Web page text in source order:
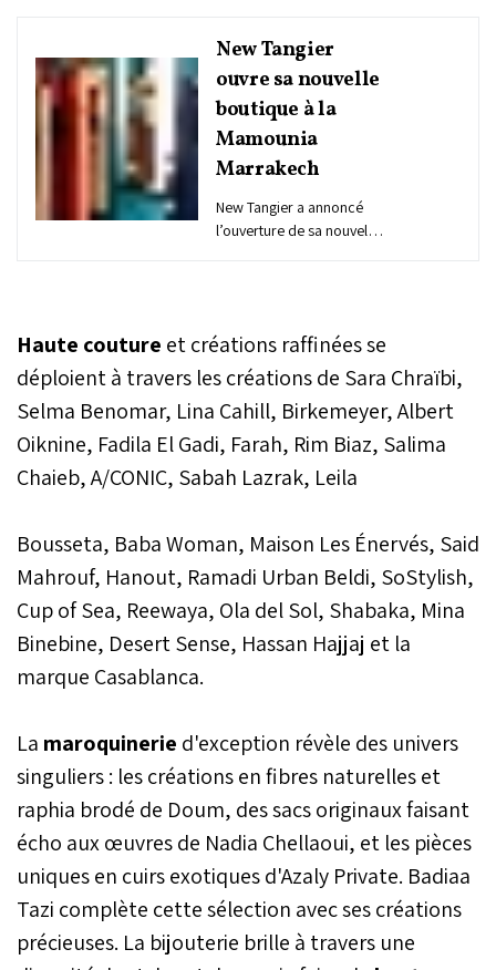
New Tangier
ouvre sa nouvelle
boutique à la
Mamounia
Marrakech
New Tangier a annoncé
l’ouverture de sa nouvelle
meilleurs hôtels du monde
et récemment sacré
Haute couture et créations raffinées se
déploient à travers les créations de Sara Chraïbi,
Selma Benomar, Lina Cahill, Birkemeyer, Albert
Oiknine, Fadila El Gadi, Farah, Rim Biaz, Salima
Chaieb, A/CONIC, Sabah Lazrak, Leila
Bousseta, Baba Woman, Maison Les Énervés, Said
Mahrouf, Hanout, Ramadi Urban Beldi, SoStylish,
Cup of Sea, Reewaya, Ola del Sol, Shabaka, Mina
Binebine, Desert Sense, Hassan Hajjaj et la
marque Casablanca.
La maroquinerie d'exception révèle des univers
singuliers : les créations en fibres naturelles et
raphia brodé de Doum, des sacs originaux faisant
écho aux œuvres de Nadia Chellaoui, et les pièces
uniques en cuirs exotiques d'Azaly Private. Badiaa
Tazi complète cette sélection avec ses créations
précieuses. La bijouterie brille à travers une